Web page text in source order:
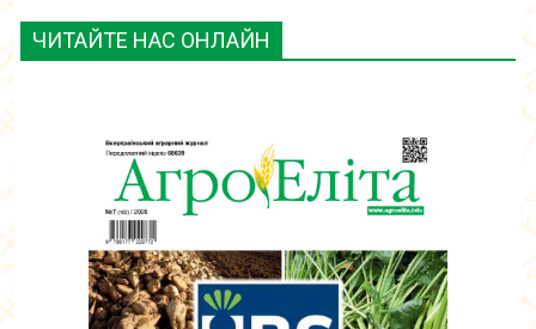
ЧИТАЙТЕ НАС ОНЛАЙН